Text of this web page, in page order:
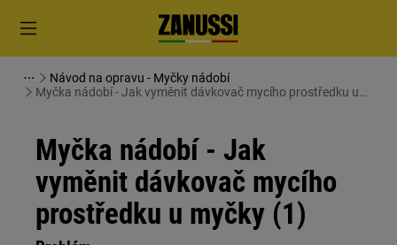
Návod na opravu - Myčky nádobí
Myčka nádobí - Jak vyměnit dávkovač mycího prostředku u
Myčka nádobí - Jak
vyměnit dávkovač mycího
prostředku u myčky (1)